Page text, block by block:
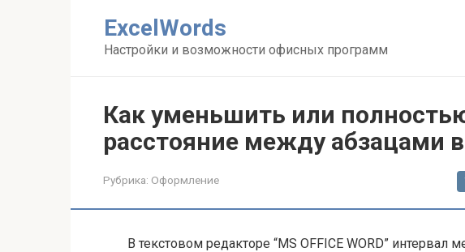
ExcelWords
Настройки и возможности офисных программ
Как уменьшить или
расстояние между абзацами
Рубрика: Оформление
В текстовом редакторе “MS OFFICE WORD” интервал